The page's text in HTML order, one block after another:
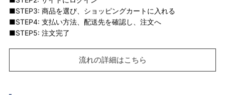
■STEP3: 商品を選び、ショッピングカートに入れる
■STEP4: 支払い方法、配送先を確認し、注文へ
■STEP5: 注文完了
流れの詳細はこちら